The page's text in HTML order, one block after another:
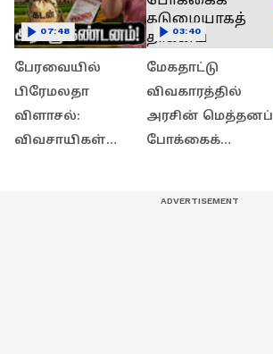
பேரவையில்
பிரேமலதா
விளாசல்:
விவசாயிகள்
07:48
மேகதாட்டு
விவகாரத்தில்
அரசின் மெத்தனப்
போக்கைக்
03:40